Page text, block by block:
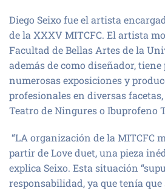
Diego Seixo fue el artista
de la XXXV MITCFC. El artista
Facultad de Bellas Artes de la
además de como diseñador,
numerosas exposiciones y
profesionales en diversas
Teatro de Ningures o Ibuprofeno
“LA organización de la MITCFC
partir de Love duet, una pieza
explica Seixo. Esta situación
responsabilidad, ya que tenía